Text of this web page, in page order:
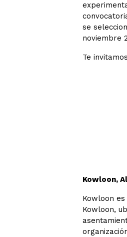
se
noviembre
Te
Kowloon,
Kowloon
Kowloon,